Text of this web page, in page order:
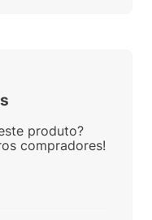
produto?
compradores!